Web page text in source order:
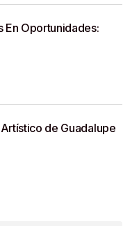
En Oportunidades:
de Guadalupe